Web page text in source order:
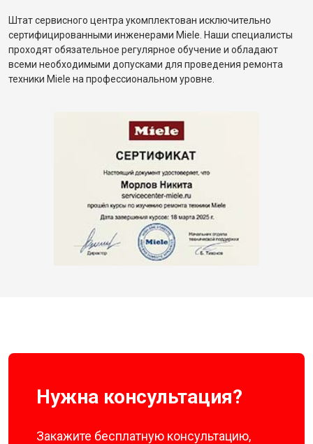
Штат сервисного центра укомплектован исключительно
сертифицированными инженерами Miele. Наши специалисты
проходят обязательное регулярное обучение и обладают
всеми необходимыми допусками для проведения ремонта
техники Miele на профессиональном уровне.
Нужна консультация?
Закажите бесплатную консультацию,